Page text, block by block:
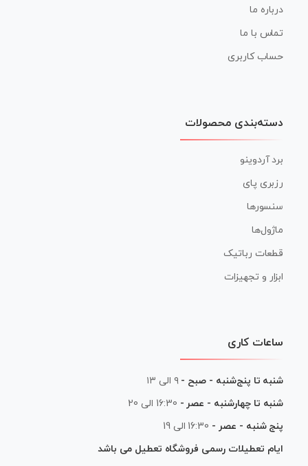
درباره ما
تماس با ما
حساب کاربری
دسته‌بندی محصولات
برد آردوینو
رزبری پای
سنسورها
ماژول‌ها
قطعات رباتیک
ابزار و تجهیزات
ساعات کاری
شنبه تا پنج‌شنبه - صبح - ۹ الی ۱۳
شنبه تا چهارشنبه - عصر - 16:30 الی 20
پنج شنبه - عصر - 16:30 الی 19
ایام تعطیلات رسمی فروشگاه تعطیل می باشد